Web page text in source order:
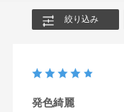
絞り込み
発色綺麗